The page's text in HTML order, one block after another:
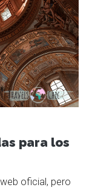
para los
oficial, pero